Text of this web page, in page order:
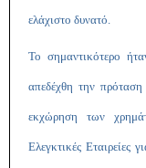
ελάχιστο δυνατό.
Το σημαντικότερο
απεδέχθη την
εκχώρηση των
Ελεγκτικές Εταιρείες